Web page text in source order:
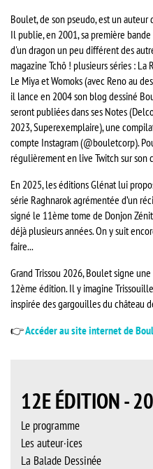
Boulet, de son pseudo, est un auteur
Il publie, en 2001, sa première
d'un dragon un peu différent des
magazine Tchô ! plusieurs séries :
Le Miya et Womoks (avec Reno au
il lance en 2004 son blog dessiné
seront publiées dans ses Notes
2023, Superexemplaire), une
compte Instagram (@bouletcorp).
régulièrement en live Twitch sur
En 2025, les éditions Glénat lui
série Raghnarok agrémentée d’un
signé le 11ème tome de Donjon
déjà plusieurs années. On y suit
faire...
Grand Trissou 2026, Boulet signe
12ème édition. Il y imagine
inspirée des gargouilles du château
👉Accéder au site internet de
12E ÉDITION -
Le programme
Les auteur·ices
La Balade Dessinée